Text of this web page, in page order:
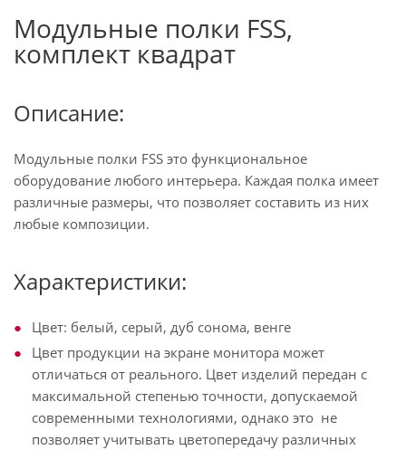
Модульные полки FSS,
комплект квадрат
Описание:
Модульные полки FSS это функциональное
оборудование любого интерьера. Каждая полка имеет
различные размеры, что позволяет составить из них
любые композиции.
Характеристики:
Цвет: белый, серый, дуб сонома, венге
Цвет продукции на экране монитора может
отличаться от реального. Цвет изделий передан с
максимальной степенью точности, допускаемой
современными технологиями, однако это не
позволяет учитывать цветопередачу различных